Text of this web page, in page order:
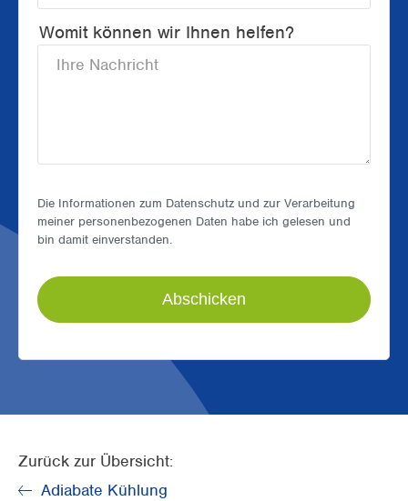
Womit können wir Ihnen helfen?
Die Informationen zum Datenschutz und zur Verarbeitung
meiner personenbezogenen Daten habe ich gelesen und
bin damit einverstanden.
Zurück zur Übersicht:
Adiabate Kühlung